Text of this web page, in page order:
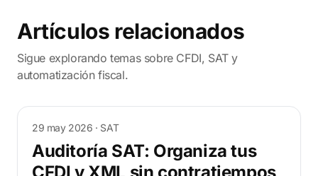
Artículos relacionados
Sigue explorando temas sobre CFDI, SAT y
automatización fiscal.
29 may 2026 · SAT
Auditoría SAT: Organiza tus